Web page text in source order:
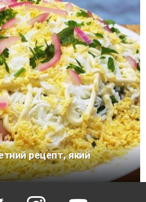
рецепт, який
instagram youtube